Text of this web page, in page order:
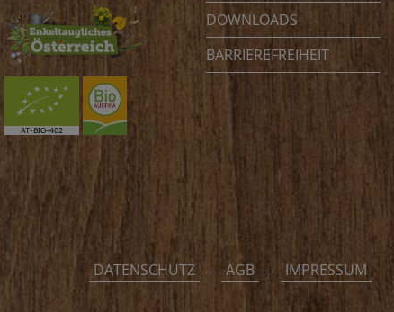
DOWNLOADS
BARRIEREFREIHEIT
DATENSCHUTZ AGB IMPRESSUM